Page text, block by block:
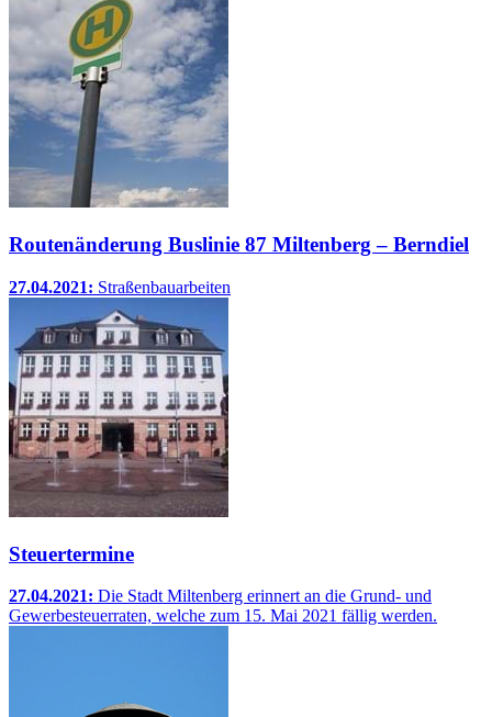
Routenänderung Buslinie 87 Miltenberg – Berndiel
27.04.2021: Straßenbauarbeiten
Steuertermine
27.04.2021: Die Stadt Miltenberg erinnert an die Grund- und
Gewerbesteuerraten, welche zum 15. Mai 2021 fällig werden.